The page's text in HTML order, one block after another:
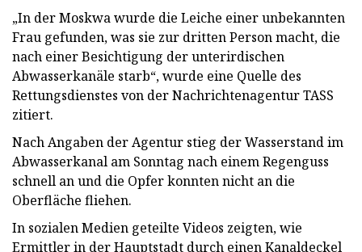
„In der Moskwa wurde die Leiche einer unbekannten
Frau gefunden, was sie zur dritten Person macht, die
nach einer Besichtigung der unterirdischen
Abwasserkanäle starb“, wurde eine Quelle des
Rettungsdienstes von der Nachrichtenagentur TASS
zitiert.
Nach Angaben der Agentur stieg der Wasserstand im
Abwasserkanal am Sonntag nach einem Regenguss
schnell an und die Opfer konnten nicht an die
Oberfläche fliehen.
In sozialen Medien geteilte Videos zeigten, wie
Ermittler in der Hauptstadt durch einen Kanaldeckel